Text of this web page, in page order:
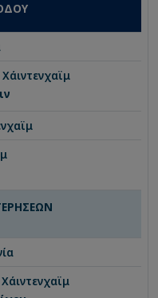
Χάιντενχαϊμ
Χάιντενχαϊμ